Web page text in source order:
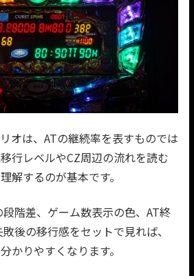
オは、ATの継続率を表すものでは
行レベルやCZ周辺の流れを読む
解するのが基本です。
階差、ゲーム数表示の色、AT終
後の移行感をセットで見れば、
かりやすくなります。